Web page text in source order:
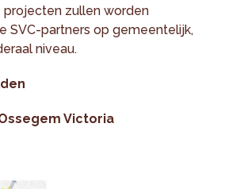
projecten zullen worden
SVC-partners op gemeentelijk,
niveau.
Victoria